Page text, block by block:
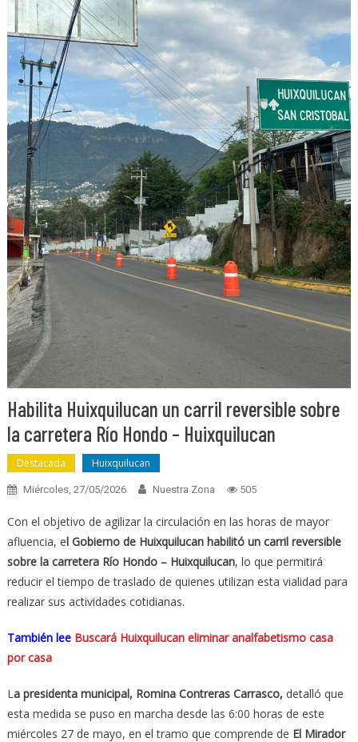
Habilita Huixquilucan un carril reversible sobre
la carretera Río Hondo – Huixquilucan
Destacada Huixquilucan
Miércoles, 27/05/2026 Nuestra Zona 505
Con el objetivo de agilizar la circulación en las horas de mayor
afluencia, el Gobierno de Huixquilucan habilitó un carril reversible
sobre la carretera Río Hondo – Huixquilucan, lo que permitirá
reducir el tiempo de traslado de quienes utilizan esta vialidad para
realizar sus actividades cotidianas.
También lee Buscará Huixquilucan eliminar analfabetismo casa
por casa
L a presidenta municipal, Romina Contreras Carrasco, detalló que
esta medida se puso en marcha desde las 6:00 horas de este
miércoles 27 de mayo, en el tramo que comprende de El Mirador